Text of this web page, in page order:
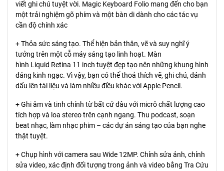
viết ghi chú tuyệt vời. Magic Keyboard Folio mang đến cho bạn
một trải nghiệm gõ phím và một bàn di dành cho các tác vụ
cần độ chính xác
+ Thỏa sức sáng tạo. Thể hiện bản thân, vẽ và suy nghĩ ý
tưởng trên một cỗ máy sáng tạo linh hoạt. Màn
hình Liquid Retina 11 inch tuyệt đẹp tạo nên những khung hình
đáng kinh ngạc. Vì vậy, bạn có thể thoả thích vẽ, ghi chú, đánh
dấu lên tài liệu và làm nhiều điều khác với Apple Pencil.
+ Ghi âm và tinh chỉnh từ bất cứ đâu với micrô chất lượng cao
tích hợp và loa stereo trên cạnh ngang. Thu podcast, soạn
beat nhạc, làm nhạc phim – các dự án sáng tạo của bạn nghe
thật tuyệt.
+ Chụp hình với camera sau Wide 12MP. Chỉnh sửa ảnh, chỉnh
sửa video, xác định đối tượng trong ảnh và video bằng Tra Cứu